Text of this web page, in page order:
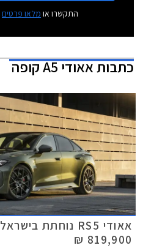
התקשרו או מלאו פרטים
כתבותאאודי A5 קופה
819,900 ₪